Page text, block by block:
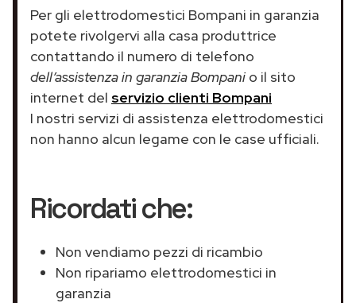
Per gli elettrodomestici Bompani in garanzia
potete rivolgervi alla casa produttrice
contattando il numero di telefono
dell’assistenza in garanzia Bompanio il sito
internet del servizio clienti Bompani
I nostri servizi di assistenza elettrodomestici
non hanno alcun legame con le case ufficiali.
Ricordati che:
Non vendiamo pezzi di ricambio
Non ripariamo elettrodomestici in
garanzia